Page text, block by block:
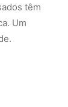
têm
Um